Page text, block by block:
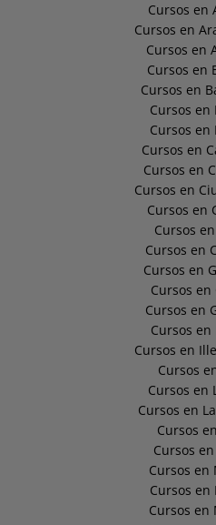
Cursos en
Cursos en
Cursos en
Cursos en
Cursos en
Cursos en
Cursos en
Cursos en
Cursos en
Cursos en
Cursos en
Cursos
Cursos en
Cursos en
Cursos en
Cursos en
Cursos en
Cursos en
Cursos
Cursos en
Cursos en
Cursos
Cursos
Cursos en
Cursos en
Cursos en